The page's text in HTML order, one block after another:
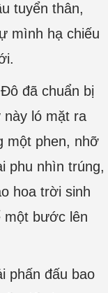
tuyển thân,
mình hạ chiếu
đã chuẩn bị
này ló mặt ra
một phen, nhỡ
phu nhìn trúng,
hoa trời sinh
một bước lên
phấn đấu bao